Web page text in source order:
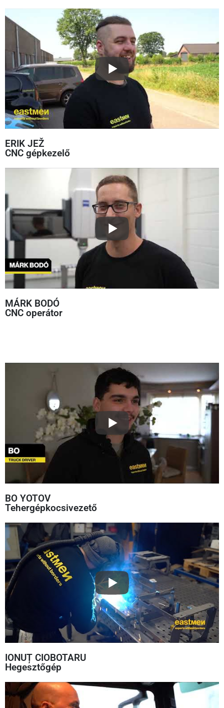
ERIK JEŽ
CNC gépkezelő
MÁRK BODÓ
CNC operátor
BO YOTOV
Tehergépkocsivezető
IONUȚ CIOBOTARU
Hegesztőgép